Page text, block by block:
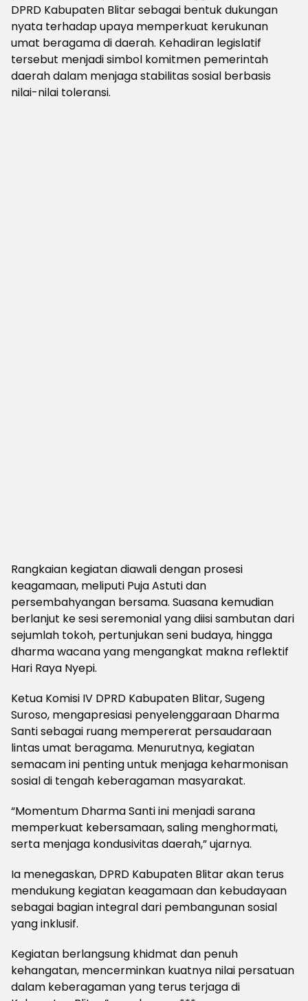
DPRD Kabupaten Blitar sebagai bentuk dukungan
nyata terhadap upaya memperkuat kerukunan
umat beragama di daerah. Kehadiran legislatif
tersebut menjadi simbol komitmen pemerintah
daerah dalam menjaga stabilitas sosial berbasis
nilai-nilai toleransi.
Rangkaian kegiatan diawali dengan prosesi
keagamaan, meliputi Puja Astuti dan
persembahyangan bersama. Suasana kemudian
berlanjut ke sesi seremonial yang diisi sambutan dari
sejumlah tokoh, pertunjukan seni budaya, hingga
dharma wacana yang mengangkat makna reflektif
Hari Raya Nyepi.
Ketua Komisi IV DPRD Kabupaten Blitar, Sugeng
Suroso, mengapresiasi penyelenggaraan Dharma
Santi sebagai ruang mempererat persaudaraan
lintas umat beragama. Menurutnya, kegiatan
semacam ini penting untuk menjaga keharmonisan
sosial di tengah keberagaman masyarakat.
“Momentum Dharma Santi ini menjadi sarana
memperkuat kebersamaan, saling menghormati,
serta menjaga kondusivitas daerah,” ujarnya.
Ia menegaskan, DPRD Kabupaten Blitar akan terus
mendukung kegiatan keagamaan dan kebudayaan
sebagai bagian integral dari pembangunan sosial
yang inklusif.
Kegiatan berlangsung khidmat dan penuh
kehangatan, mencerminkan kuatnya nilai persatuan
dalam keberagaman yang terus terjaga di